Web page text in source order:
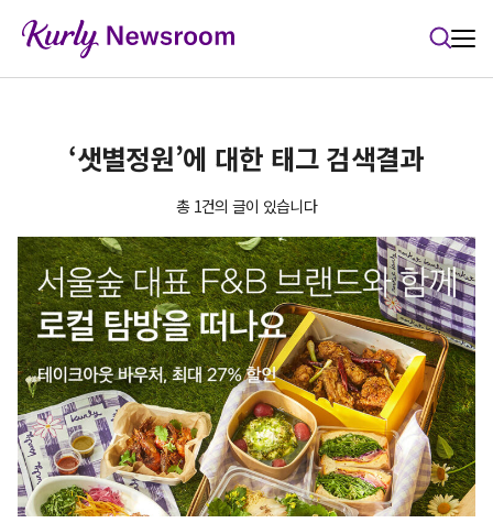
‘샛별정원’에 대한 태그 검색결과
총 1건의 글이 있습니다